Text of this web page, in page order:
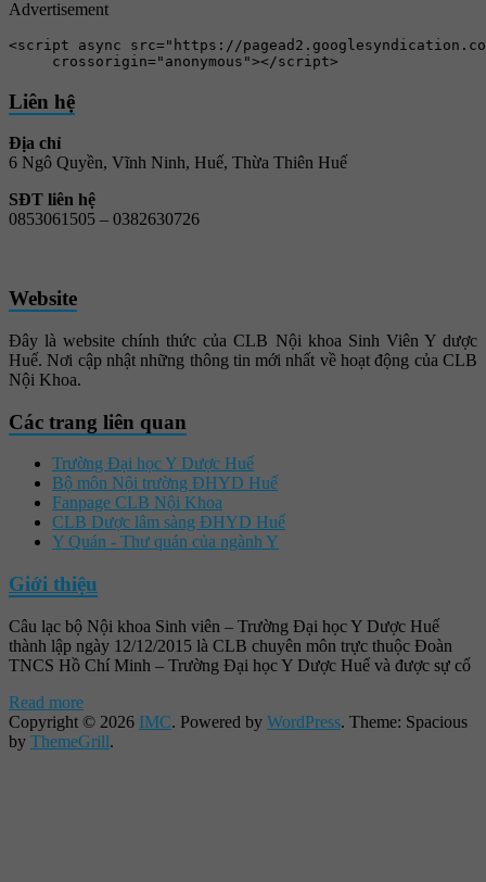
Advertisement
<script async src="https://
     crossorigin="anonymous"></script>
Liên hệ
Địa chỉ
6 Ngô Quyền, Vĩnh Ninh, Huế, Thừa Thiên Huế
SĐT liên hệ
0853061505 – 0382630726
Website
Đây là website chính thức của CLB Nội khoa Sinh Viên Y dược
Huế. Nơi cập nhật những thông tin mới nhất về hoạt động của CLB
Nội Khoa.
Các trang liên quan
Trường Đại học Y Dược Huế
Bộ môn Nội trường ĐHYD Huế
Fanpage CLB Nội Khoa
CLB Dược lâm sàng ĐHYD Huế
Y Quán - Thư quán của ngành Y
Giới thiệu
Câu lạc bộ Nội khoa Sinh viên – Trường Đại học Y Dược Huế
thành lập ngày 12/12/2015 là CLB chuyên môn trực thuộc Đoàn
TNCS Hồ Chí Minh – Trường Đại học Y Dược Huế và được sự cố
Read more
Copyright © 2026 IMC. Powered by WordPress. Theme: Spacious
by ThemeGrill.